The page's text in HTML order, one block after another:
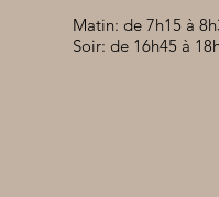
Matin: de 7h15 à
Soir: de 16h45 à